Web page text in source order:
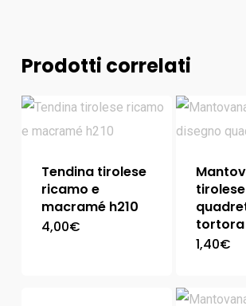
Prodotti correlati
Tendina tirolese
ricamo e
macramé h210
4,00€
tortora
1,40€